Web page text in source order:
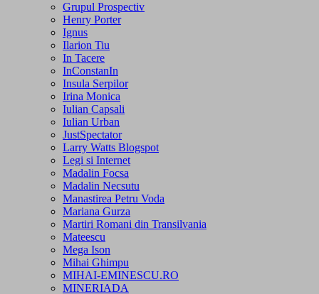
Grupul Prospectiv
Henry Porter
Ignus
Ilarion Tiu
In Tacere
InConstanIn
Insula Serpilor
Irina Monica
Iulian Capsali
Iulian Urban
JustSpectator
Larry Watts Blogspot
Legi si Internet
Madalin Focsa
Madalin Necsutu
Manastirea Petru Voda
Mariana Gurza
Martiri Romani din Transilvania
Mateescu
Mega Ison
Mihai Ghimpu
MIHAI-EMINESCU.RO
MINERIADA